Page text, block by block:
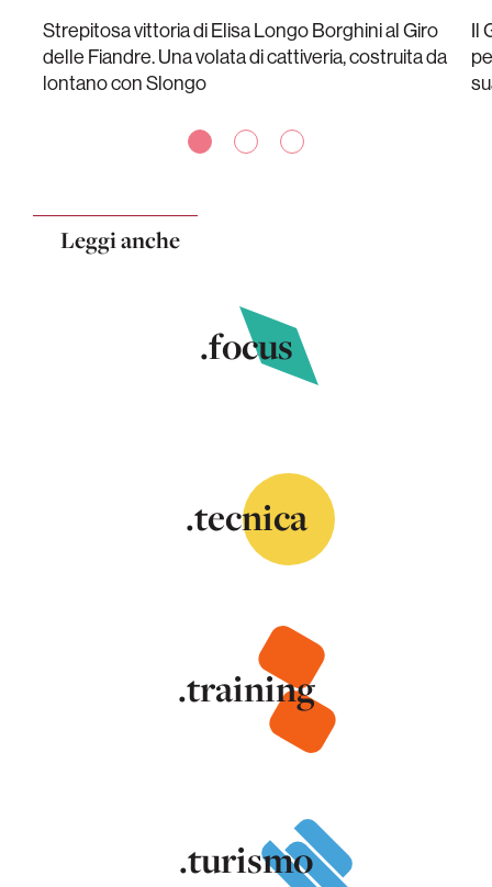
Strepitosa vittoria di Elisa Longo Borghini al Giro
delle Fiandre. Una volata di cattiveria, costruita da
lontano con Slongo
Il
Leggi anche
.focus
.tecnica
.training
.turismo